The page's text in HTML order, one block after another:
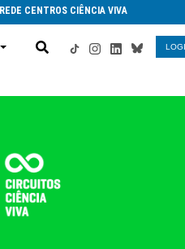
REDE CENTROS CIÊNCIA VIVA